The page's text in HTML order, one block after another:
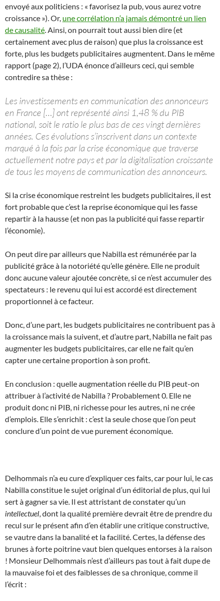
envoyé aux politiciens : « favorisez la pub, vous aurez votre
croissance »). Or, une corrélation n’a jamais démontré un lien
de causalité . Ainsi, on pourrait tout aussi bien dire (et
certainement avec plus de raison) que plus la croissance est
forte, plus les budgets publicitaires augmentent. Dans le même
rapport (page 2), l’UDA énonce d’ailleurs ceci, qui semble
contredire sa thèse :
Les investissements en communication des annonceurs
en France […] ont représenté ainsi 1,48 % du PIB
national, soit le ratio le plus bas de ces vingt dernières
années. Ces évolutions s’inscrivent dans un contexte
marqué à la fois par la crise économique que traverse
actuellement notre pays et par la digitalisation croissante
de tous les moyens de communication des annonceurs.
Si la crise économique restreint les budgets publicitaires, il est
fort probable que c’est la reprise économique qui les fasse
repartir à la hausse (et non pas la publicité qui fasse repartir
l’économie).
On peut dire par ailleurs que Nabilla est rémunérée par la
publicité grâce à la notoriété qu’elle génère. Elle ne produit
donc aucune valeur ajoutée concrète, si ce n’est accumuler des
spectateurs : le revenu qui lui est accordé est directement
proportionnel à ce facteur.
Donc, d’une part, les budgets publicitaires ne contribuent pas à
la croissance mais la suivent, et d’autre part, Nabilla ne fait pas
augmenter les budgets publicitaires, car elle ne fait qu’en
capter une certaine proportion à son profit.
En conclusion : quelle augmentation réelle du PIB peut-on
attribuer à l’activité de Nabilla ? Probablement 0. Elle ne
produit donc ni PIB, ni richesse pour les autres, ni ne crée
d’emplois. Elle s’enrichit : c’est la seule chose que l’on peut
conclure d’un point de vue purement économique.
Delhommais n’a eu cure d’expliquer ces faits, car pour lui, le cas
Nabilla constitue le sujet original d’un éditorial de plus, qui lui
sert à gagner sa vie. Il est attristant de constater qu’un
intellectuel , dont la qualité première devrait être de prendre du
recul sur le présent afin d’en établir une critique constructive,
se vautre dans la banalité et la facilité. Certes, la défense des
brunes à forte poitrine vaut bien quelques entorses à la raison
! Monsieur Delhommais n’est d’ailleurs pas tout à fait dupe de
la mauvaise foi et des faiblesses de sa chronique, comme il
l’écrit :